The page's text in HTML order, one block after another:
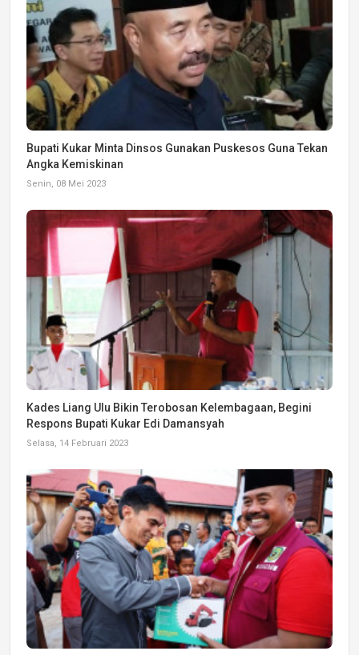
Bupati Kukar Minta Dinsos Gunakan Puskesos Guna Tekan
Angka Kemiskinan
Senin, 08 Mei 2023
Kades Liang Ulu Bikin Terobosan Kelembagaan, Begini
Respons Bupati Kukar Edi Damansyah
Selasa, 14 Februari 2023